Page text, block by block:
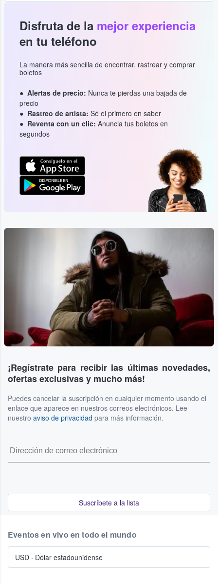
Disfruta de la mejor experiencia
en tu teléfono
La manera más sencilla de encontrar, rastrear y comprar
boletos
Alertas de precio: Nunca te pierdas una bajada de
precio
Rastreo de artista: Sé el primero en saber
Reventa con un clic: Anuncia tus boletos en
segundos
¡Regístrate para recibir las últimas novedades,
ofertas exclusivas y mucho más!
Puedes cancelar la suscripción en cualquier momento usando el
enlace que aparece en nuestros correos electrónicos. Lee
nuestro aviso de privacidad para más información.
Suscríbete a la lista
Eventos en vivo en todo el mundo
USD · Dólar estadounidense